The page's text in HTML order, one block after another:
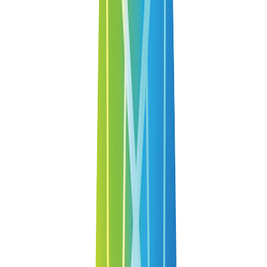
업무 환경이 복잡해질수록 조직 안의 피로는 개인의 문제가 아
니라 누적된 스트레스와 감정 반응의 패턴에서 비롯됩니다. 이
워크샵은 구성원들이 스트레스 상황에서 자동으로 반복하는
생각과 감정의 흐름을 스스로 인식하고, 감정에 휘둘리지 않으
면서도 회복할 수 있는 마음의 힘, 즉 회복탄력성을 기르는 실
천형 심리 워크샵입니다. 본 과정은 회복탄력성 진단을 통해
현재의 마음 상태를 점검하고, 무의식적으로 작동하는 부정적
사고와 감정 패턴을 알아차리며, 이를 보다 유연하고 건강한
관점으로 재구성하는 데 초점을 둡니다. 단순한 힐링이나 위로
에 머무르지 않고, 스트레스 상황에서 자신의 반응을 이해하고
선택할 수 있는 자기조절 능력을 강화하도록 설계되었습니다.
참여자들은 생각–감정–행동의 연결 구조를 이해함으로써 감
정 소진과 번아웃을 예방하고, 일상과 업무 현장에서 바로 활
용 가능한 셀프 코칭 관점을 익히게 됩니다. 이는 개인의 마음
건강을 넘어 조직 내 정서적 안전감과 협업의 질을 높이는 기
반이 됩니다. 이 워크샵은 감정 노동과 스트레스가 높은 조직,
구성원의 지속 가능한 에너지 관리가 필요한 팀, 그리고 성과
이전에 사람의 마음을 돌보는 조직 문화를 만들고자 하는 기업
에 적합합니다. “버티는 조직”이 아닌 “회복하는 조직”으로 나